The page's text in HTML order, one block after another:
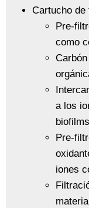
Cartucho de
Pre-
como
a los
Pre-
iones